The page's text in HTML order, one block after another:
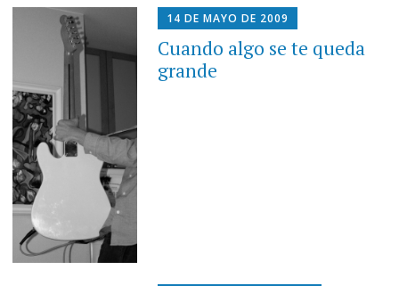
14 DE MAYO DE 2009
Cuando algo se te queda
grande